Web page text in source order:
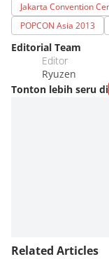
Jakarta Convention
POPCON Asia 2013
Editorial Team
Editor
Ryuzen
Tonton lebih seru di
Related Articles